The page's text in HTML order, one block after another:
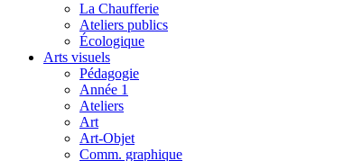
La Chaufferie
Ateliers publics
Écologique
Arts visuels
Pédagogie
Année 1
Ateliers
Art
Art-Objet
Comm. graphique